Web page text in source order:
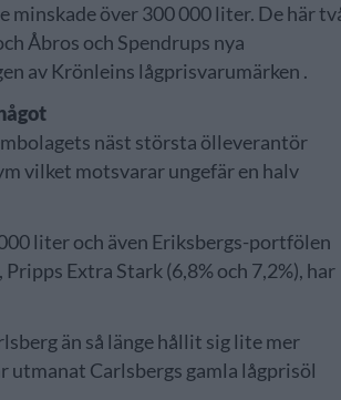
minskade över 300 000 liter. De här
Åbros och Spendrups nya
av Krönleins lågprisvarumärken .
näst största ölleverantör
vilket motsvarar ungefär en halv
liter och även Eriksbergs-portfölen
Extra Stark (6,8% och 7,2%), har
än så länge hållit sig lite mer
Carlsbergs gamla lågprisöl